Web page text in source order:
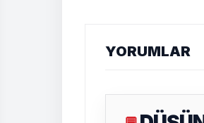
YORUMLAR